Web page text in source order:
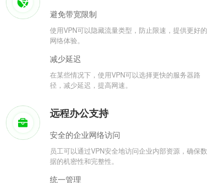
避免带宽限制
使用VPN可以隐藏流量类型，防止限速，提供更好的
网络体验。
减少延迟
在某些情况下，使用VPN可以选择更快的服务器路
径，减少延迟，提高网速。
远程办公支持
安全的企业网络访问
员工可以通过VPN安全地访问企业内部资源，确保数
据的机密性和完整性。
统一管理